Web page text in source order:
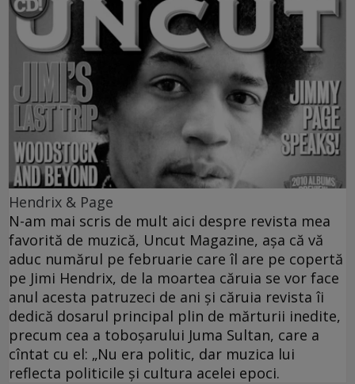
Hendrix & Page
N-am mai scris de mult aici despre revista mea
favorită de muzică, Uncut Magazine, aşa că vă
aduc numărul pe februarie care îl are pe copertă
pe Jimi Hendrix, de la moartea căruia se vor face
anul acesta patruzeci de ani şi căruia revista îi
dedică dosarul principal plin de mărturii inedite,
precum cea a toboşarului Juma Sultan, care a
cîntat cu el: „Nu era politic, dar muzica lui
reflecta politicile şi cultura acelei epoci.